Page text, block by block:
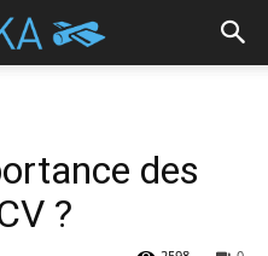
des
?